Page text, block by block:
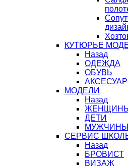
КУТЮРЬЕ
Назад
ОДЕЖДА
ОБУВЬ
МОДЕЛИ
Назад
ЖЕНЩИНЫ
ДЕТИ
МУЖЧИНЫ
СЕРВИС
Назад
БРОВИСТ
ВИЗАЖ